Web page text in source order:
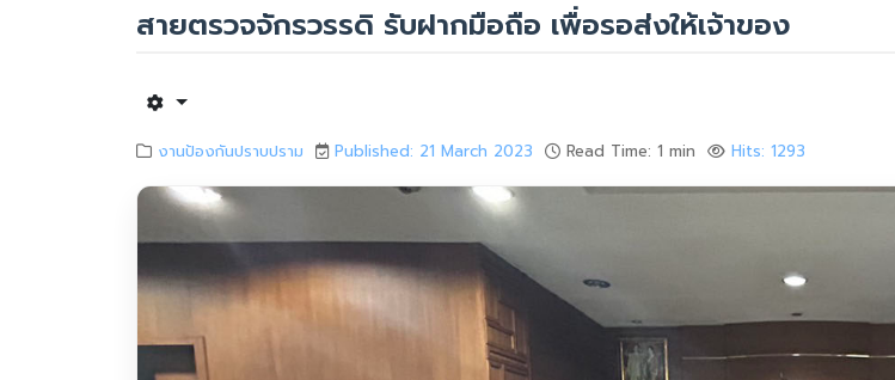
สายตรวจจักรวรรดิ รับฝากมือถือ เพื่อรอส่งให้เจ้าของ
งานป้องกันปราบปราม Published: 21 March 2023 Read Time: 1 min Hits: 1293